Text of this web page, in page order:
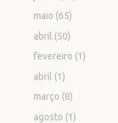
maio (65)
abril (50)
fevereiro (1)
abril (1)
março (8)
agosto (1)